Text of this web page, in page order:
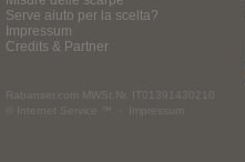
Serve aiuto per la scelta?
Impressum
Credits & Partner
Rabanser.com
MWSt.Nr. IT01391430210
© Internet Service ™ -
Impressum